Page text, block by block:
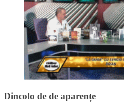
Dincolo de de aparențe